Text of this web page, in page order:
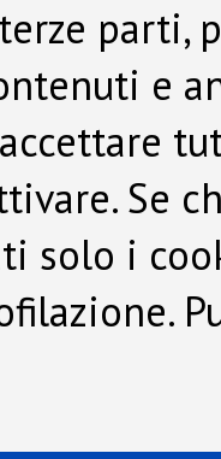
parti,
e
accettare
Se
solo i